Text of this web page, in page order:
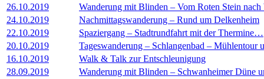
26.10.2019
Wanderung mit Blinden – Vom Roten Stein nach
24.10.2019
Nachmittagswanderung – Rund um Delkenheim
22.10.2019
Spaziergang – Stadtrundfahrt mit der Thermine…
20.10.2019
Tageswanderung – Schlangenbad – Mühlentour
16.10.2019
Walk & Talk zur Entschleunigung
28.09.2019
Wanderung mit Blinden – Schwanheimer Düne